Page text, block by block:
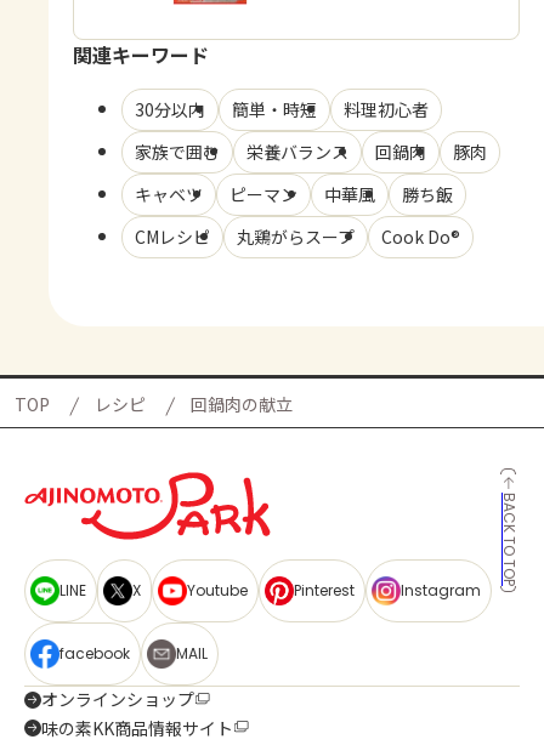
関連キーワード
30分以内 簡単・時短
料理初心者
家族で囲む
栄養バランス 回鍋肉
豚肉
キャベツ
ピーマン 中華風
勝ち飯
CMレシピ
丸鶏がらスープ Cook Do®
TOP レシピ 回鍋肉の献立
BACK TO TOP
LINE X Youtube Pinterest Instagram
facebook MAIL
オンラインショップ
味の素KK商品情報サイト